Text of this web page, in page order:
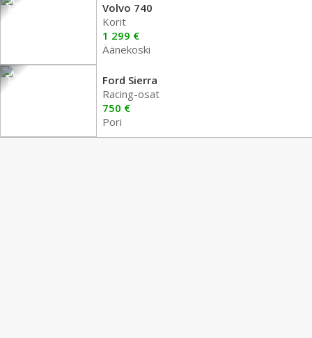
Volvo 740
Korit
1 299 €
Äänekoski
Ford Sierra
Racing-osat
750 €
Pori